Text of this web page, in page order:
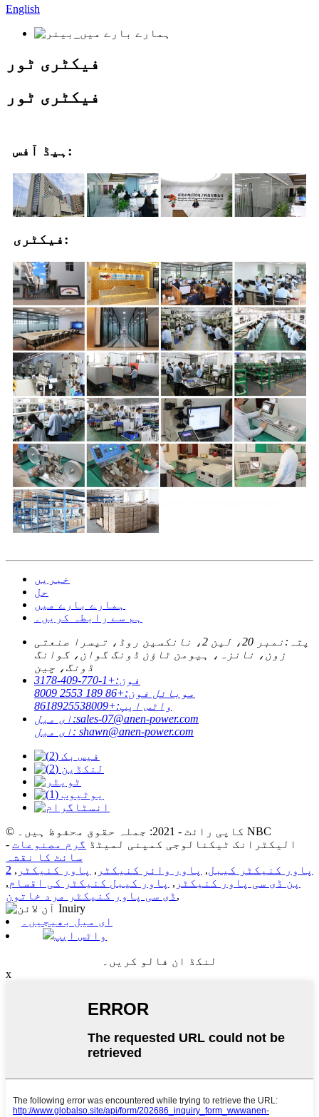
English
فیکٹری ٹور
فیکٹری ٹور
ہیڈ آفس:
فیکٹری:
خبریں
حل
ہمارے بارے میں
ہم سے رابطہ کریں۔
پتہ:
نمبر 20، لین 2، نانکسین روڈ، تیسرا صنعتی
زون، نانزہ، ہیومن ٹاؤن ڈونگ گوان، گوانگ
ڈونگ، چین
فون:+1-770-409-3178
موبائل فون:+86 189 2553 8009
واٹس ایپ:+8618925538009
ای میل:sales-07@anen-power.com
ای میل: shawn@anen-power.com
© کاپی رائٹ - 2021: جملہ حقوق محفوظ ہیں۔ NBC
الیکٹرانک ٹیکنالوجی کمپنی لمیٹڈ گرم مصنوعات -
سائٹ کا نقشہ
پاور کنیکٹر کیبل, پاور وائر کنیکٹر , پاور کنیکٹر ,
2
پن ڈی سی پاور کنیکٹر , پاور کیبل کنیکٹر کی اقسام,
ڈی سی پاور کنیکٹر مرد خاتون ,
ای میل بھیجیں۔
واٹس ایپ
لنکڈ ان فالو کریں۔
x